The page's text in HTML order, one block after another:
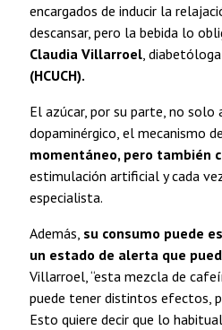
encargados de inducir la
descansar, pero la bebida lo
Claudia Villarroel ,
(HCUCH).
El azúcar, por su parte, no
dopaminérgico, el mecanismo
momentáneo, pero también
estimulación artificial y cada
especialista.
Además, su consumo puede
un estado de alerta que
Villarroel, “esta mezcla de
puede tener distintos efectos,
Esto quiere decir que lo